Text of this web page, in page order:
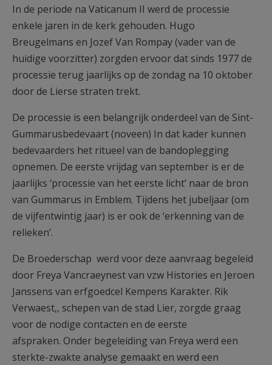
In de periode na Vaticanum II werd de processie
enkele jaren in de kerk gehouden. Hugo
Breugelmans en Jozef Van Rompay (vader van de
huidige voorzitter) zorgden ervoor dat sinds 1977 de
processie terug jaarlijks op de zondag na 10 oktober
door de Lierse straten trekt.
De processie is een belangrijk onderdeel van de Sint-
Gummarusbedevaart (noveen) In dat kader kunnen
bedevaarders het ritueel van de bandoplegging
opnemen. De eerste vrijdag van september is er de
jaarlijks ‘processie van het eerste licht’ naar de bron
van Gummarus in Emblem. Tijdens het jubeljaar (om
de vijfentwintig jaar) is er ook de ‘erkenning van de
relieken’.
De Broederschap werd voor deze aanvraag begeleid
door Freya Vancraeynest van vzw Histories en Jeroen
Janssens van erfgoedcel Kempens Karakter. Rik
Verwaest,, schepen van de stad Lier, zorgde graag
voor de nodige contacten en de eerste
afspraken. Onder begeleiding van Freya werd een
sterkte-zwakte analyse gemaakt en werd een